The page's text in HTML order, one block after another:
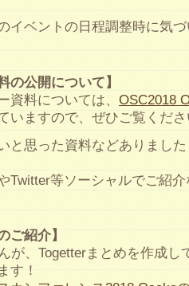
イベントの日程調整時に気
の公開について】
資料については、 OSC2018
いますので、ぜひご覧くだ
と思った資料などありまし
Twitter等ソーシャルでご紹
ご紹介】
が、Togetterまとめを作成し
す！